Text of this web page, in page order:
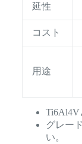
延性
コスト
用途
Ti6Al4V
グレー
い。